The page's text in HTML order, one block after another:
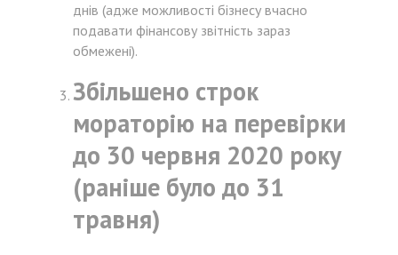
днів (адже можливості бізнесу вчасно
подавати фінансову звітність зараз
обмежені).
Збільшено строк
мораторію на перевірки
до 30 червня 2020 року
(раніше було до 31
травня)